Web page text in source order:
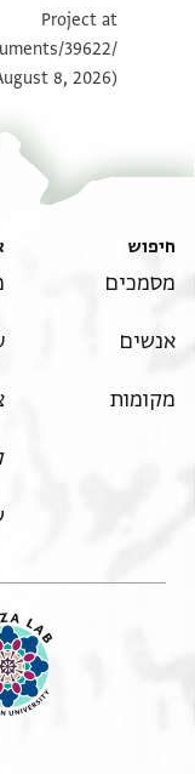
תנאי היתר שימוש בתצלום
Project at
39622/
8, 2026).
חיפוש
מסמכים
אנשים
מקומות